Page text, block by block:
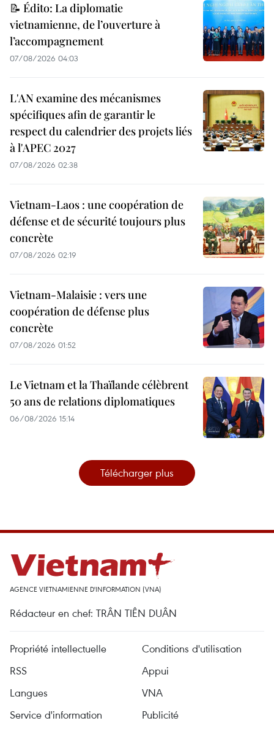
📝 Édito: La diplomatie
vietnamienne, de l’ouverture à
l’accompagnement
07/08/2026 04:03
L'AN examine des mécanismes
spécifiques afin de garantir le
respect du calendrier des projets liés
à l'APEC 2027
07/08/2026 02:38
Vietnam-Laos : une coopération de
défense et de sécurité toujours plus
concrète
07/08/2026 02:19
Vietnam-Malaisie : vers une
coopération de défense plus
concrète
07/08/2026 01:52
Le Vietnam et la Thaïlande célèbrent
50 ans de relations diplomatiques
06/08/2026 15:14
Télécharger plus
AGENCE VIETNAMIENNE D'INFORMATION (VNA)
Rédacteur en chef: TRÂN TIÊN DUÂN
Propriété intellectuelle
Conditions d'utilisation
RSS
Appui
Langues
VNA
Service d'information
Publicité